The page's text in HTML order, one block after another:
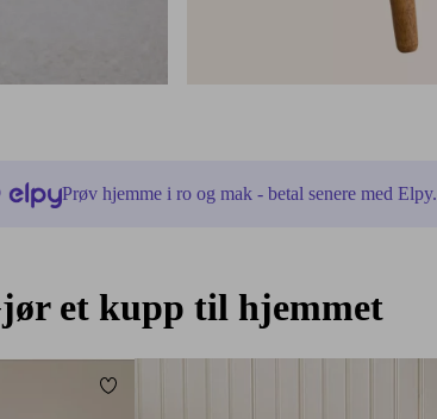
Prøv hjemme i ro og mak - betal senere med Elpy.
et kupp til hjemmet
Legg til favoritter